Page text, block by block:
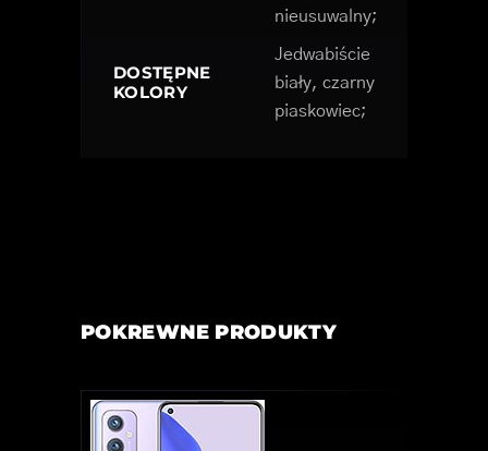
nieusuwalny;
DOSTĘPNE
KOLORY
Jedwabiście
biały, czarny
piaskowiec;
POKREWNE PRODUKTY